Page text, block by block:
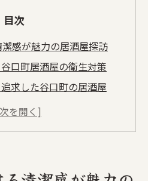
目次
感が魅力の居酒屋探訪
口町居酒屋の衛生対策
求した谷口町の居酒屋
力的なインテリアデザイ